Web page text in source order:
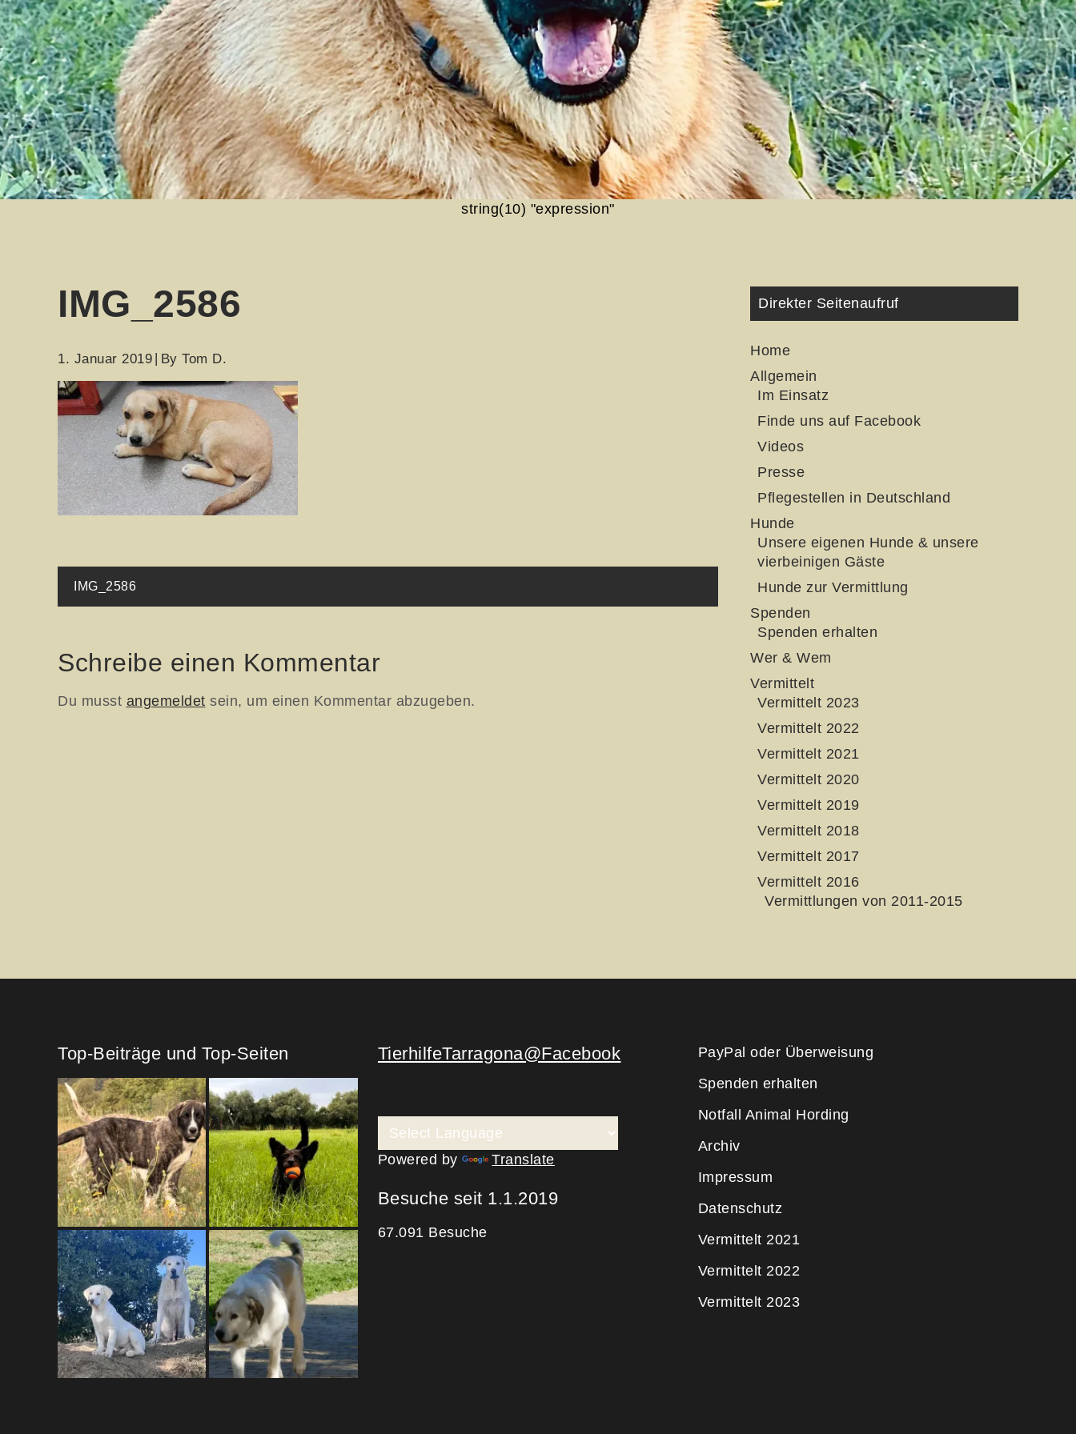
string(10) "expression"
IMG_2586
1. Januar 2019 By Tom D.
Beitragsnavigation
IMG_2586
Schreibe einen Kommentar
Du musst angemeldet sein, um einen Kommentar abzugeben.
Direkter Seitenaufruf
Home
Allgemein
Im Einsatz
Finde uns auf Facebook
Videos
Presse
Pflegestellen in Deutschland
Hunde
Unsere eigenen Hunde & unsere
vierbeinigen Gäste
Hunde zur Vermittlung
Spenden
Spenden erhalten
Wer & Wem
Vermittelt
Vermittelt 2023
Vermittelt 2022
Vermittelt 2021
Vermittelt 2020
Vermittelt 2019
Vermittelt 2018
Vermittelt 2017
Vermittelt 2016
Vermittlungen von 2011-2015
Top-Beiträge und Top-Seiten TierhilfeTarragona@Facebook
Powered by Translate
Besuche seit 1.1.2019
67.091 Besuche
PayPal oder Überweisung
Spenden erhalten
Notfall Animal Hording
Archiv
Impressum
Datenschutz
Vermittelt 2021
Vermittelt 2022
Vermittelt 2023